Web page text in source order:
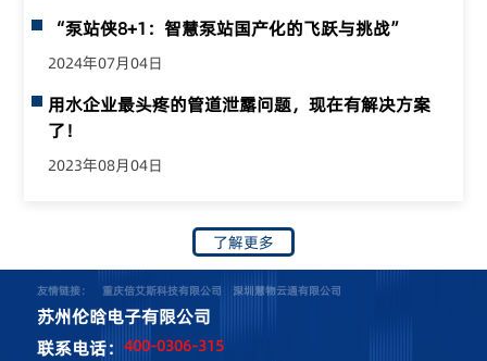
“泵站侠8+1：智慧泵站国产化的飞跃与挑战”
2024年07月04日
用水企业最头疼的管道泄露问题，现在有解决方案
了！
2023年08月04日
了解更多
友情链接： 重庆倍艾斯科技有限公司 深圳慧物云通有限公司
苏州伦晗电子有限公司
联系电话： 400-0306-315